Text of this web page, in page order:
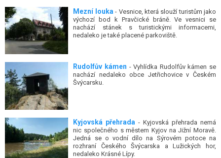
Mezní louka - Vesnice, která slouží turistům jako
výchozí bod k Pravčické bráně. Ve vesnici se
nachází stánek s turistickými informacemi,
nedaleko je také placené parkoviště.
Rudolfův kámen - Vyhlídka Rudolfův kámen se
nachází nedaleko obce Jetřichovice v Českém
Švýcarsku.
Kyjovská přehrada - Kyjovská přehrada nemá
nic společného s městem Kyjov na Jižní Moravě.
Jedná se o vodní dílo na Sýrovém potoce na
rozhraní Českého Švýcarska a Lužických hor,
nedaleko Krásné Lípy.